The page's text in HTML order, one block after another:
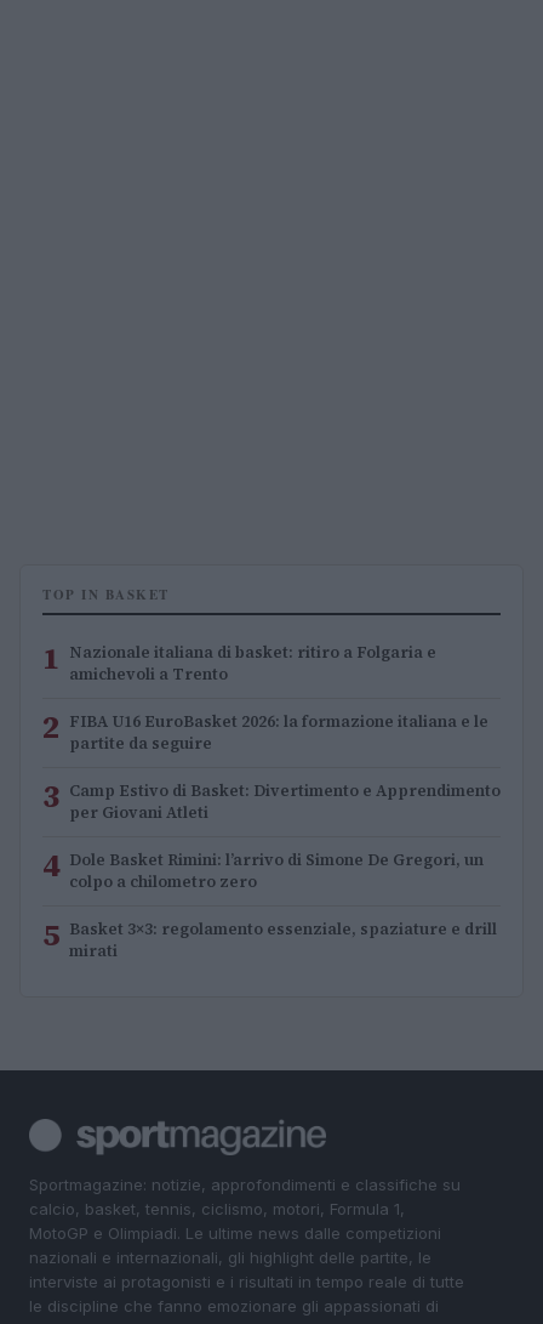
TOP IN BASKET
1 Nazionale italiana di basket: ritiro a Folgaria e
amichevoli a Trento
2 FIBA U16 EuroBasket 2026: la formazione italiana e le
partite da seguire
3 Camp Estivo di Basket: Divertimento e Apprendimento
per Giovani Atleti
4 Dole Basket Rimini: l’arrivo di Simone De Gregori, un
colpo a chilometro zero
5 Basket 3×3: regolamento essenziale, spaziature e drill
mirati
Sportmagazine: notizie, approfondimenti e classifiche su
calcio, basket, tennis, ciclismo, motori, Formula 1,
MotoGP e Olimpiadi. Le ultime news dalle competizioni
nazionali e internazionali, gli highlight delle partite, le
interviste ai protagonisti e i risultati in tempo reale di tutte
le discipline che fanno emozionare gli appassionati di